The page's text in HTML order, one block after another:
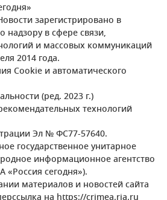
зарегистрировано в
надзору в сфере связи,
и массовых коммуникаций
2014 года.
Cookie и автоматического
(ред. 2023 г.)
технологий
Эл № ФС77-57640.
государственное унитарное
информационное агентство
«Россия сегодня»).
материалов и новостей сайта